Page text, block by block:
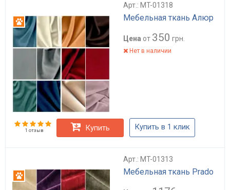
Арт.: MT-01318
Мебельная ткань Алюр
Антикоготь
Цена от 350 грн.
Нет в наличии
1 отзыв Купить Купить в 1 клик
Арт.: MT-01313
Мебельная ткань Prado
Антикоготь